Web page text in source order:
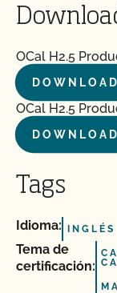
OCal H2.5
DOWNLOAD
OCal H2.5
DOWNLOAD
Tags
Idioma: INGLÉS
Tema de
certificación: